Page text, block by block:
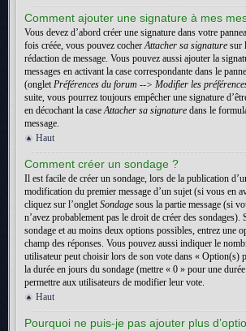
Comment ajouter une signature à mes
Vous devez d’abord créer une signature dans votre
fois créée, vous pouvez cocherAttacher sa signature sur
rédaction de message. Vous pouvez aussi ajouter la
messages en activant la case correspondante dans le
(ongletPréférences du forum --> Modifier les
suite, vous pourrez toujours empêcher une signature
en décochant la caseAttacher sa signature dans le
message.
Haut
Comment créer un sondage ?
Il est facile de créer un sondage, lors de la publication
modification du premier message d’un sujet (si vous en
cliquez sur l’ongletSondage sous la partie message (si
n’avez probablement pas le droit de créer des sondages).
sondage et au moins deux options possibles, entrez une
champ des réponses. Vous pouvez aussi indiquer le
utilisateur peut choisir lors de son vote dans « Option(s)
la durée en jours du sondage (mettre « 0 » pour une
permettre aux utilisateurs de modifier leur vote.
Haut
Pourquoi ne puis-je pas ajouter plus